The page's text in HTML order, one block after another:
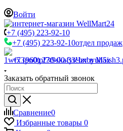
Войти
+7 (495) 223-92-10
+7 (495) 223-92-10отдел продаж
+7 (960) 230-00-33Чат в Max
Заказать обратный звонок
Сравнение0
Избранные товары 0